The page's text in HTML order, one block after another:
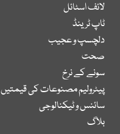
لائف اسٹائل
ٹاپ ٹرینڈ
دلچسپ و عجیب
صحت
سونے کے نرخ
پیٹرولیم مصنوعات کی قیمتیں
سائنس و ٹیکنالوجی
بلاگ